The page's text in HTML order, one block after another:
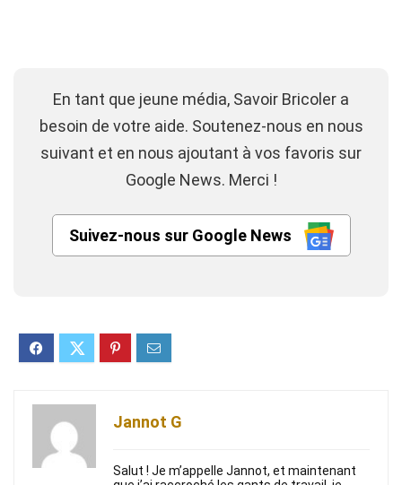
En tant que jeune média, Savoir Bricoler a
besoin de votre aide. Soutenez-nous en nous
suivant et en nous ajoutant à vos favoris sur
Google News. Merci !
Suivez-nous sur Google News
Jannot G
Salut ! Je m’appelle Jannot, et maintenant